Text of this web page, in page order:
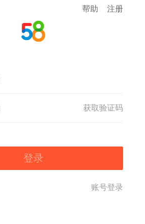
帮助 注册
获取验证码
登录
账号登录